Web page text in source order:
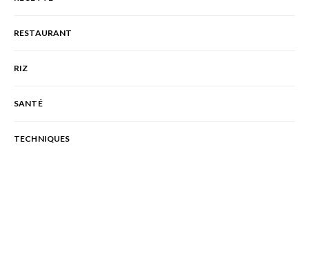
RESTAURANT
RIZ
SANTÉ
TECHNIQUES